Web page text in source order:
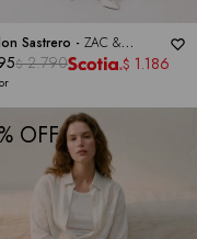
Sastrero - ZAC &
$ 2.790 $ 1.186